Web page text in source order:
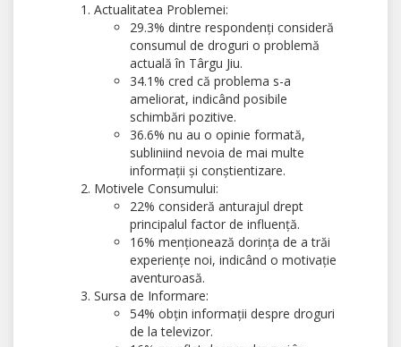
Actualitatea Problemei:
29.3% dintre respondenți consideră
consumul de droguri o problemă
actuală în Târgu Jiu.
34.1% cred că problema s-a
ameliorat, indicând posibile
schimbări pozitive.
36.6% nu au o opinie formată,
subliniind nevoia de mai multe
informații și conștientizare.
Motivele Consumului:
22% consideră anturajul drept
principalul factor de influență.
16% menționează dorința de a trăi
experiențe noi, indicând o motivație
aventuroasă.
Sursa de Informare:
54% obțin informații despre droguri
de la televizor.